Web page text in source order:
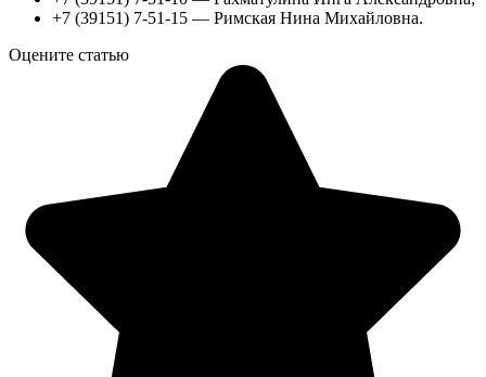
+7 (39151) 7-51-15 — Римская Нина Михайловна.
Оцените статью